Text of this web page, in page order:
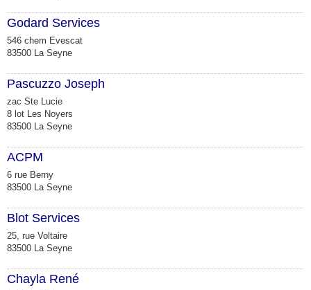
Godard Services
546 chem Evescat
83500 La Seyne
Pascuzzo Joseph
zac Ste Lucie
8 lot Les Noyers
83500 La Seyne
ACPM
6 rue Berny
83500 La Seyne
Blot Services
25, rue Voltaire
83500 La Seyne
Chayla René